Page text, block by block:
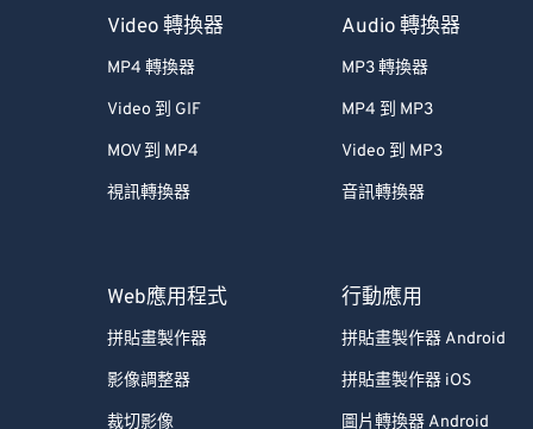
Video 轉換器
MP4 轉換器
Video 到 GIF
MOV 到 MP4
視訊轉換器
Audio 轉換器
MP3 轉換器
MP4 到 MP3
Video 到 MP3
音訊轉換器
Web應用程式
拼貼畫製作器
影像調整器
裁切影像
行動應用
拼貼畫製作器 Android
拼貼畫製作器 iOS
圖片轉換器 Android